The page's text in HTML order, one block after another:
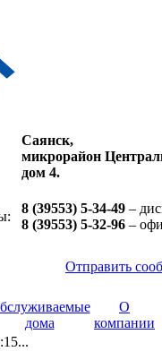
Саянск,
микрорайон
дом 4.
8 (39553) 5-34-49 –
8 (39553) 5-32-96 –
Отправить
дома
О
компании